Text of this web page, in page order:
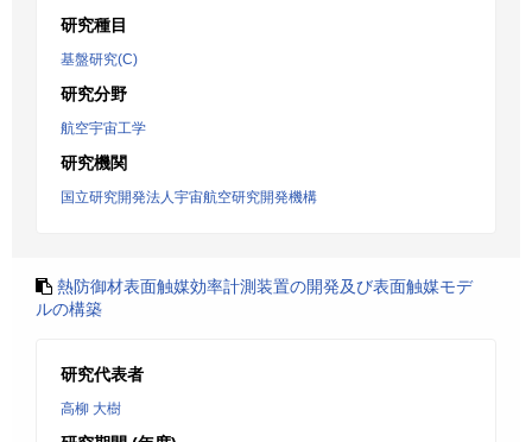
研究種目
基盤研究(C)
研究分野
航空宇宙工学
研究機関
国立研究開発法人宇宙航空研究開発機構
熱防御材表面触媒効率計測装置の開発及び表面触媒モデ
ルの構築
研究代表者
高柳 大樹